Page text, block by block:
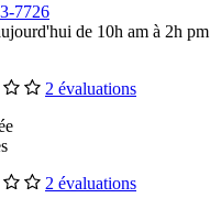
7726
de 10h am à 2h pm
2 évaluations
2 évaluations